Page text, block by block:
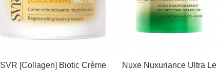
SVR [Collagen] Biotic Crème
Nuxe Nuxuriance Ultra Le